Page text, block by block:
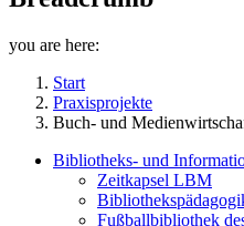
you are here:
Start
Praxisprojekte
Buch- und
Bibliotheks- und
Zeitkapsel LBM
Fußballbibliothek